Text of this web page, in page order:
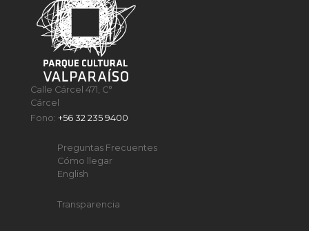
Calle Cárcel 471, C°
Cárcel
Fono:+56 32 235 9400
Preguntas Frecuentes
Cómo llegar
English
Transparencia